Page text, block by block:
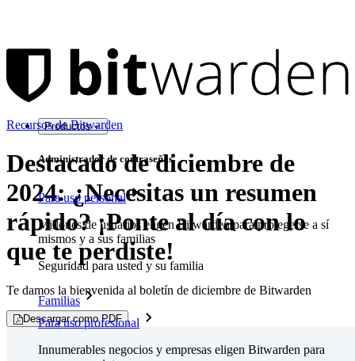
Productos
Administrador de contraseñas
Para uso personal
Millones de usuarios eligen Bitwarden para protegerse a sí
mismos y a sus familias
Seguridad para usted y su familia
Familias
Para uso profesional
Innumerables negocios y empresas eligen Bitwarden para
Recursos de Bitwarden
Destacado de diciembre de
2024: ¿Necesitas un resumen
rápido? ¡Ponte al día con lo
que te perdiste!
Te damos la bienvenida al boletín de diciembre de Bitwarden
Descargar como PDF